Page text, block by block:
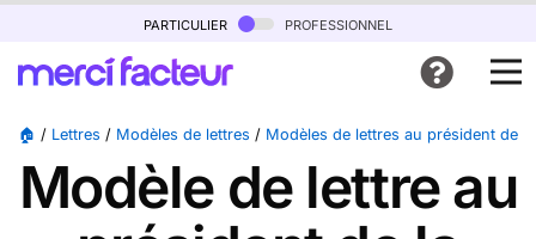
particulier professionnel
🏠 / Lettres / Modèles de lettres / Modèles de lettres au président de
Modèle de lettre au